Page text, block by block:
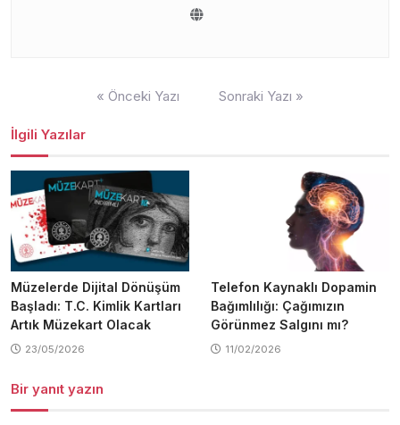
« Önceki Yazı Sonraki Yazı »
İlgili Yazılar
Müzelerde Dijital Dönüşüm
Başladı: T.C. Kimlik Kartları
Artık Müzekart Olacak
23/05/2026
Telefon Kaynaklı Dopamin
Bağımlılığı: Çağımızın
Görünmez Salgını mı?
11/02/2026
Bir yanıt yazın